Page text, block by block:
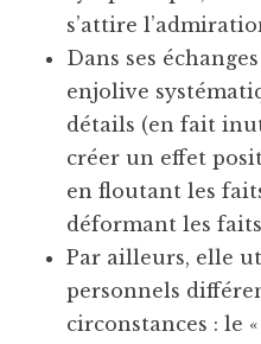
s’attire
Dans ses
enjolive
détails (en fait
créer un effet
en floutant les
déformant les
Par ailleurs, elle
personnels
circonstances : le